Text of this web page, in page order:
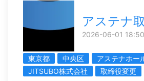
アステナ
2026-06-01
東京都 中央区
アステナホー
JITSUBO株式会社
取締役変更